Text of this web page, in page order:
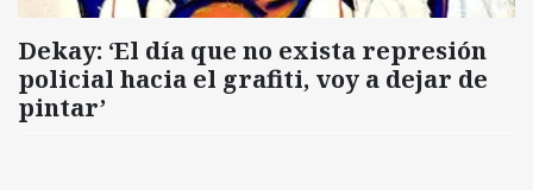
Dekay: ‘El día que no exista represión
policial hacia el grafiti, voy a dejar de
pintar’